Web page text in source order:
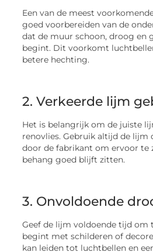
Een van de meest
goed voorbereiden van de
dat de muur schoon, droog en
begint. Dit voorkomt
betere hechting.
2. Verkeerde lijm
Het is belangrijk om de juiste
renovlies. Gebruik altijd de lijm
door de fabrikant om ervoor te
behang goed blijft zitten.
3. Onvoldoende
Geef de lijm voldoende tijd om
begint met schilderen of
kan leiden tot luchtbellen en